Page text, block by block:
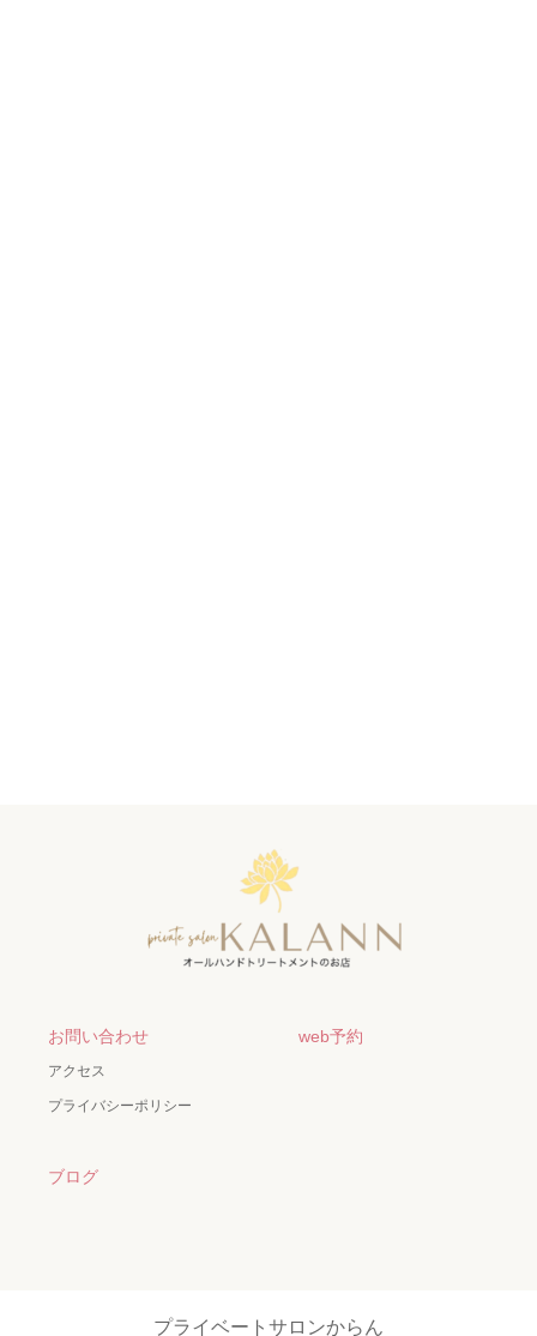
お問い合わせ
アクセス
プライバシーポリシー
web予約
ブログ
プライベートサロンからん